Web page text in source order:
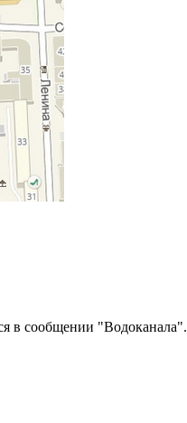
в сообщении "Водоканала".